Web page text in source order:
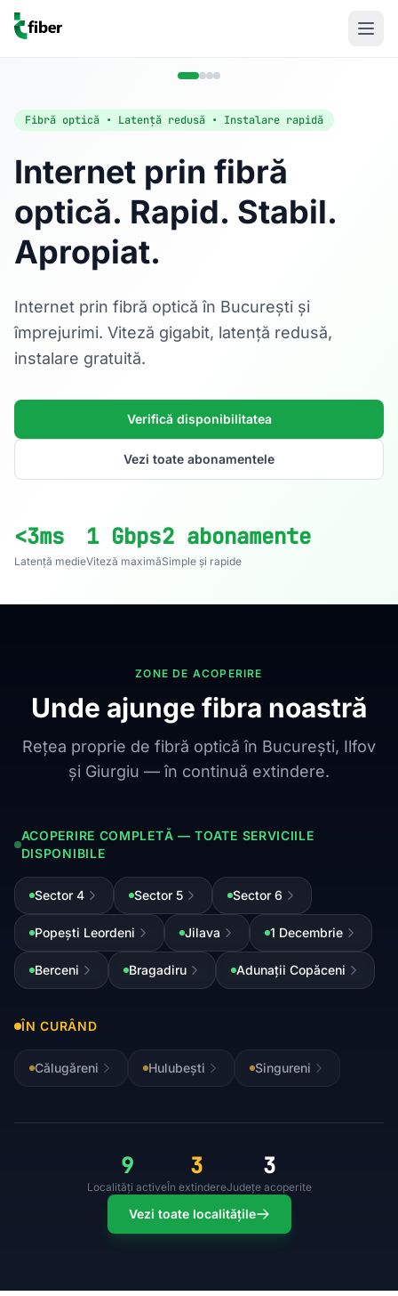
Fibră optică • Latență redusă • Instalare rapidă
Internet prin fibră
optică. Rapid. Stabil.
Apropiat.
Internet prin fibră optică în București și
împrejurimi. Viteză gigabit, latență redusă,
instalare gratuită.
Verifică disponibilitatea
Vezi toate abonamentele
<3ms
Latență medie
1 Gbps
Viteză maximă
2 abonamente
Simple și rapide
Acasă
Internet Rezidențial
Fibră optică până la 1 Gbps, direct în casa ta.
ZONE DE ACOPERIRE
Unde ajunge fibra noastră
Rețea proprie de fibră optică în București, Ilfov
și Giurgiu — în continuă extindere.
ACOPERIRE COMPLETĂ — TOATE SERVICIILE
DISPONIBILE
Sector 4 Sector 5 Sector 6
Popești Leordeni Jilava 1 Decembrie
Berceni Bragadiru Adunații Copăceni
ÎN CURÂND
Călugăreni Hulubești Singureni
9
Localități active
3
În extindere
3
Județe acoperite
Vezi toate localitățile